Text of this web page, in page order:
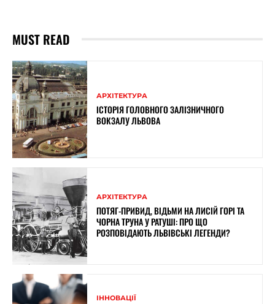
MUST READ
АРХІТЕКТУРА
ІСТОРІЯ ГОЛОВНОГО ЗАЛІЗНИЧНОГО
ВОКЗАЛУ ЛЬВОВА
АРХІТЕКТУРА
ПОТЯГ-ПРИВИД, ВІДЬМИ НА ЛИСІЙ ГОРІ ТА
ЧОРНА ТРУНА У РАТУШІ: ПРО ЩО
РОЗПОВІДАЮТЬ ЛЬВІВСЬКІ ЛЕГЕНДИ?
ІННОВАЦІЇ